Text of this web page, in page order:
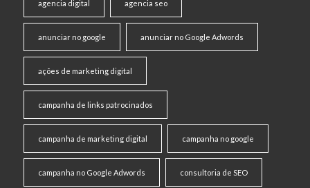
agencia digital agencia seo
anunciar no google anunciar no Google Adwords
ações de marketing digital
campanha de links patrocinados
campanha de marketing digital campanha no google
campanha no Google Adwords consultoria de SEO